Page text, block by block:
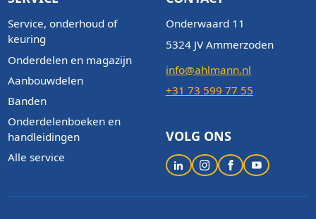
Service, onderhoud of
keuring
Onderdelen en magazijn
Aanbouwdelen
Banden
Onderdelenboeken en
handleidingen
Alle service
Onderwaard 11
5324 JV Ammerzoden
info@ahlmann.nl
+31 73 599 77 55
VOLG ONS